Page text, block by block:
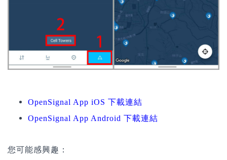
OpenSignal App iOS 下載連結
OpenSignal App Android 下載連結
您可能感興趣：